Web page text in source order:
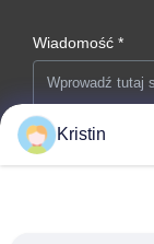
Wiadomość *
Kristin